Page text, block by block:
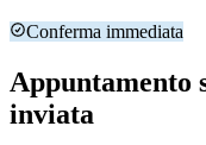
Conferma immediata
Appuntamento
inviata